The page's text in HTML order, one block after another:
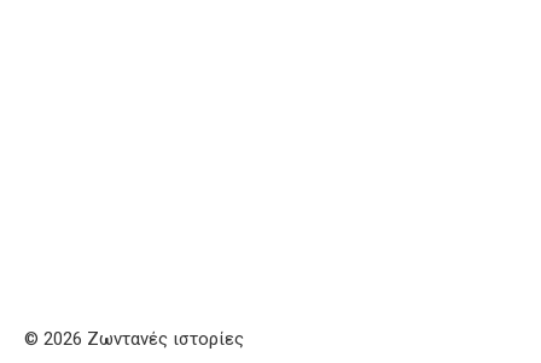
© 2026 Ζωντανές ιστορίες